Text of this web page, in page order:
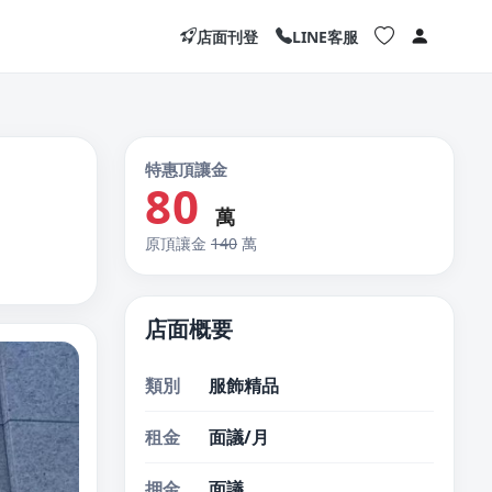
店面刊登 LINE客服
特惠頂讓金
80 萬
原頂讓金 140 萬
店面概要
類別 服飾精品
租金 面議/月